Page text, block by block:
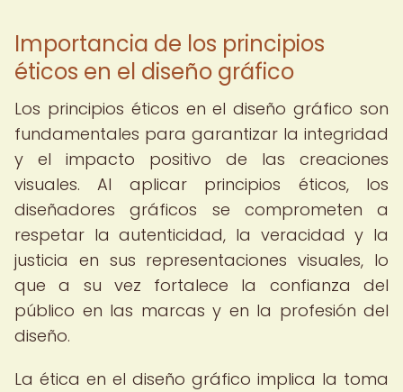
Importancia de los principios
éticos en el diseño gráfico
Los principios éticos en el diseño gráfico son
fundamentales para garantizar la integridad
y el impacto positivo de las creaciones
visuales. Al aplicar principios éticos, los
diseñadores gráficos se comprometen a
respetar la autenticidad, la veracidad y la
justicia en sus representaciones visuales, lo
que a su vez fortalece la confianza del
público en las marcas y en la profesión del
diseño.
La ética en el diseño gráfico implica la toma